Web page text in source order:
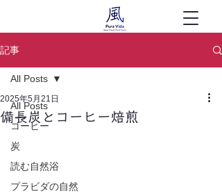
記事
All Posts
コーヒー
炭
読む自然浴
プラビダの自然
All Posts
備長炭とコーヒー焙煎
2025年5月21日